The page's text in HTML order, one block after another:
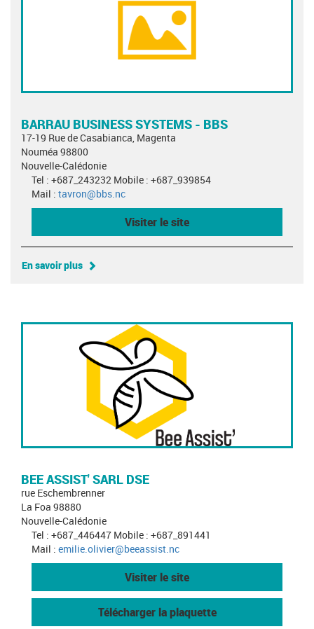
BARRAU BUSINESS SYSTEMS - BBS
17-19 Rue de Casabianca, Magenta
Nouméa 98800
Nouvelle-Calédonie
Tel : +687_243232 Mobile : +687_939854
Mail : tavron@bbs.nc
Visiter le site
En savoir plus
BEE ASSIST' SARL DSE
rue Eschembrenner
La Foa 98880
Nouvelle-Calédonie
Tel : +687_446447 Mobile : +687_891441
Mail : emilie.olivier@beeassist.nc
Visiter le site
Télécharger la plaquette